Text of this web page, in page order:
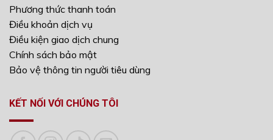
Phương thức thanh toán
Điều khoản dịch vụ
Điều kiện giao dịch chung
Chính sách bảo mật
Bảo vệ thông tin người tiêu dùng
KẾT NỐI VỚI CHÚNG TÔI